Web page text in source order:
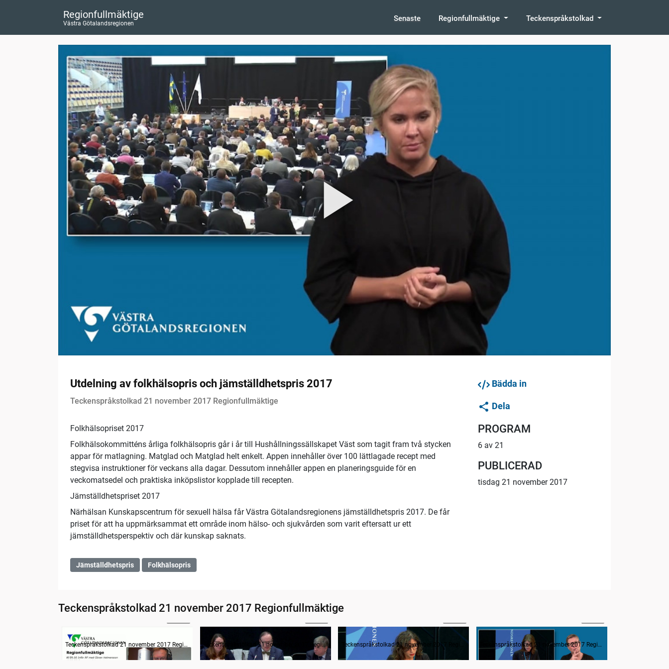
Regionfullmäktige
Västra Götalandsregionen
Senaste Regionfullmäktige Teckenspråkstolkad
Utdelning av folkhälsopris och jämställdhetspris 2017
Teckenspråkstolkad 21 november 2017 Regionfullmäktige
Folkhälsopriset 2017
Folkhälsokommitténs årliga folkhälsopris går i år till Hushållningssällskapet Väst som tagit fram två stycken
appar för matlagning. Matglad och Matglad helt enkelt. Appen innehåller över 100 lättlagade recept med
stegvisa instruktioner för veckans alla dagar. Dessutom innehåller appen en planeringsguide för en
veckomatsedel och praktiska inköpslistor kopplade till recepten.
Jämställdhetspriset 2017
Närhälsan Kunskapscentrum för sexuell hälsa får Västra Götalandsregionens jämställdhetspris 2017. De får
priset för att ha uppmärksammat ett område inom hälso- och sjukvården som varit eftersatt ur ett
jämställdhetsperspektiv och där kunskap saknats.
Jämställdhetspris Folkhälsopris
Bädda in
Dela
PROGRAM
6 av 21
PUBLICERAD
tisdag 21 november 2017
Teckenspråkstolkad 21 november 2017 Regionfullmäktige
Information
Teckenspråkstolkad 21 november 2017 Regionfullmäktige
Inledande formalia
Teckenspråkstolkad 21 november 2017 Regionfullmäktige
Frågestund
Teckenspråkstolkad 21 november 2017 Regionfullmäktige